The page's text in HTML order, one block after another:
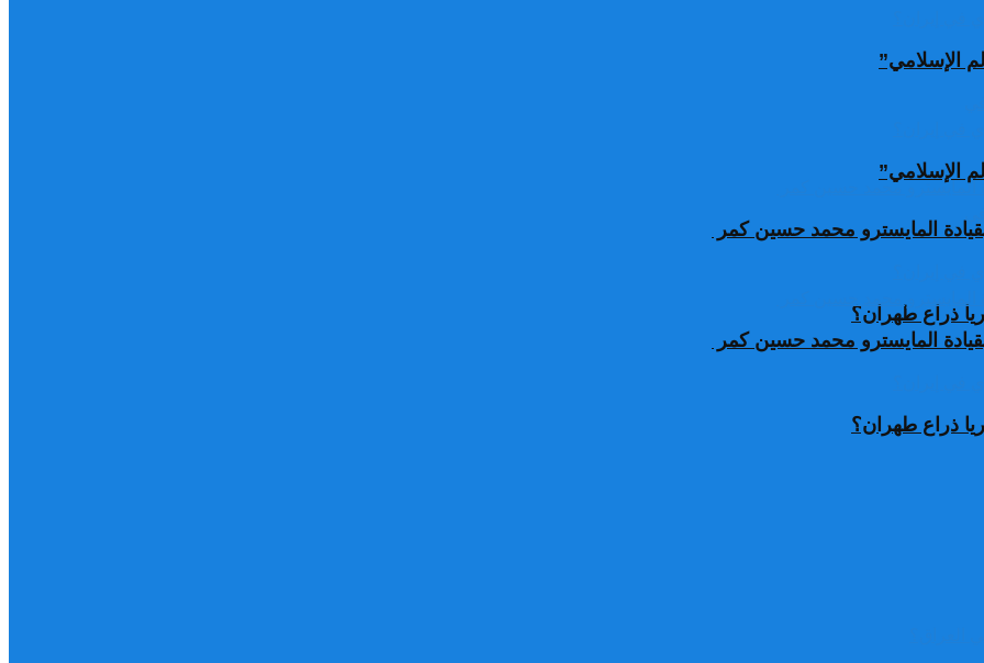
الإسلامي”
المايسترو محمد حسين كمر
ذراع طهران؟
الإسلامي”
المايسترو محمد حسين كمر
ذراع طهران؟